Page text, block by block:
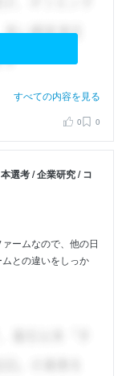
すべての内容を見る
0 0
選考 / 企業研究 / コ
ームなので、他の日
との違いをしっか